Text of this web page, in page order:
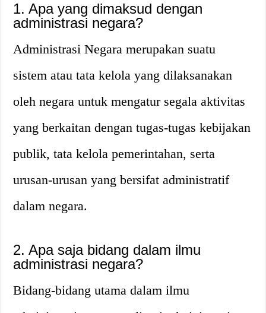
1. Apa yang dimaksud dengan
administrasi negara?
Administrasi Negara merupakan suatu
sistem atau tata kelola yang dilaksanakan
oleh negara untuk mengatur segala aktivitas
yang berkaitan dengan tugas-tugas kebijakan
publik, tata kelola pemerintahan, serta
urusan-urusan yang bersifat administratif
dalam negara.
2. Apa saja bidang dalam ilmu
administrasi negara?
Bidang-bidang utama dalam ilmu